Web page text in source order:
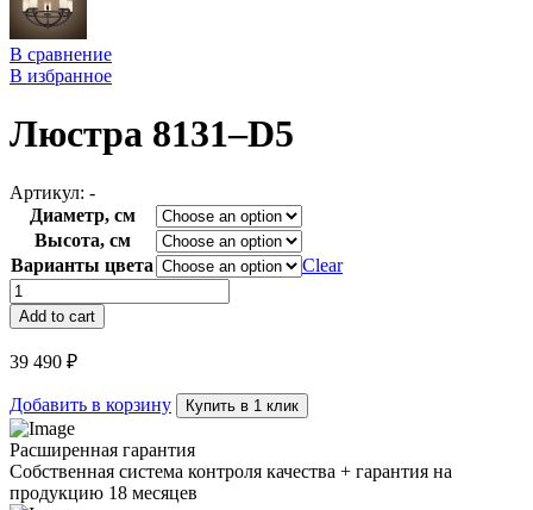
В сравнение
В избранное
Люстра 8131–D5
Артикул: -
Диаметр, см
Высота, см
Варианты цвета
Clear
Люстра
8131–
D5
quantity
Add to cart
39 490 ₽
Добавить в корзину Купить в 1 клик
Расширенная гарантия
Собственная система контроля качества + гарантия на
продукцию 18 месяцев